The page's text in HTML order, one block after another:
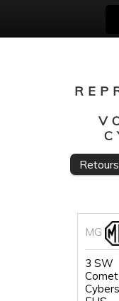
MG
3 SW
Comet